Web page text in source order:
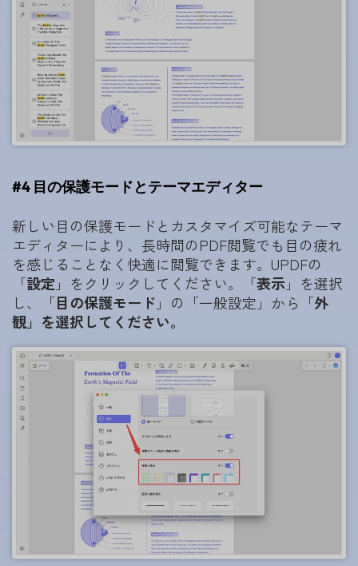
#4 目の保護モードとテーマエディター
新しい目の保護モードとカスタマイズ可能なテーマ
エディターにより、長時間のPDF閲覧でも目の疲れ
を感じることなく快適に閲覧できます。UPDFの
「設定 」をクリックしてください。「表示 」を選択
し、「目の保護モード 」の「一般設定」から「外
観」を選択してください。